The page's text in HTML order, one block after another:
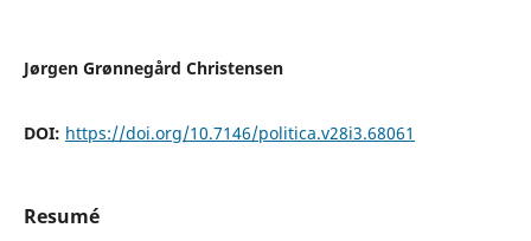
Jørgen Grønnegård Christensen
DOI: https://doi.org/10.7146/politica.v28i3.68061
Resumé